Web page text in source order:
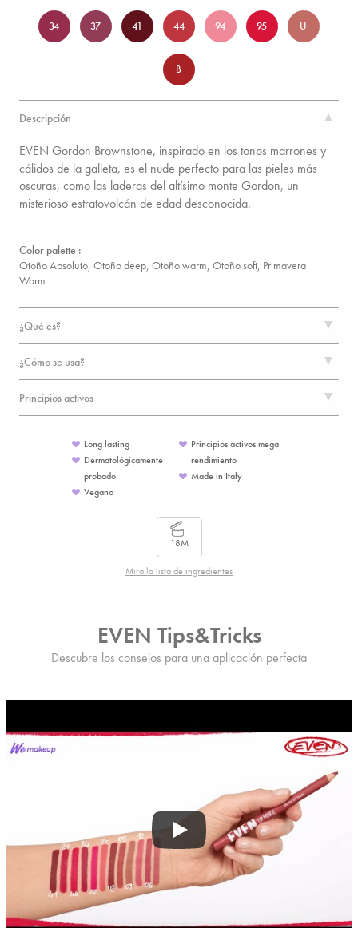
34 37 41 44 94 95 U
B
Descripción
EVEN Gordon Brownstone, inspirado en los tonos marrones y
cálidos de la galleta, es el nude perfecto para las pieles más
oscuras, como las laderas del altísimo monte Gordon, un
misterioso estratovolcán de edad desconocida.
Color palette :
Otoño Absoluto, Otoño deep, Otoño warm, Otoño soft, Primavera
Warm
¿Qué es?
¿Cómo se usa?
Principios activos
Long lasting
Dermatológicamente
probado
Vegano
Principios activos mega
rendimiento
Made in Italy
18M
Mira la lista de ingredientes
EVEN Tips&Tricks
Descubre los consejos para una aplicación perfecta